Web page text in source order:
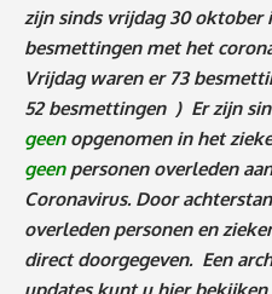
zijn sinds vrijdag 30 oktober
besmettingen met het
Vrijdag waren er 73
52 besmettingen ) Er zijn
geen opgenomen in het
geenpersonen overleden
Coronavirus. Door
overleden personen en
direct doorgegeven. Een
updates kunt u hierbekijken